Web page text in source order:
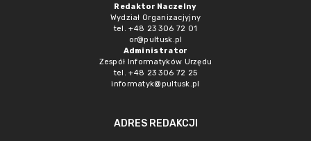
Redaktor Naczelny
Wydział Organizacjyjny
tel. +48 23 306 72 01
or@pultusk.pl
Administrator
Zespół Informatyków Urzędu
tel. +48 23 306 72 25
informatyk@pultusk.pl
ADRES REDAKCJI